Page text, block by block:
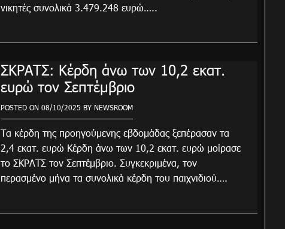
νικητές συνολικά 3.479.248 ευρώ…..
ΣΚΡΑΤΣ: Κέρδη άνω των 10,2 εκατ.
ευρώ τον Σεπτέμβριο
POSTED ON 08/10/2025 BY NEWSROOM
Τα κέρδη της προηγούμενης εβδομάδας ξεπέρασαν τα
2,4 εκατ. ευρώ Κέρδη άνω των 10,2 εκατ. ευρώ μοίρασε
το ΣΚΡΑΤΣ τον Σεπτέμβριο. Συγκεκριμένα, τον
περασμένο μήνα τα συνολικά κέρδη του παιχνιδιού….